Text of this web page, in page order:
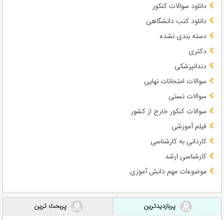
دانلود سوالات کنکور
دانلود کتب دانشگاهی
دسته بندی نشده
دکتری
دندانپزشکی
سوالات امتحانات نهایی
سوالات تستی
سوالات کنکور خارج از کشور
فیلم آموزشی
کاردانی به کارشناسی
کارشناسی ارشد
موضوعات مهم دانش آموزی
پربازدیدترین
پربحث ترین